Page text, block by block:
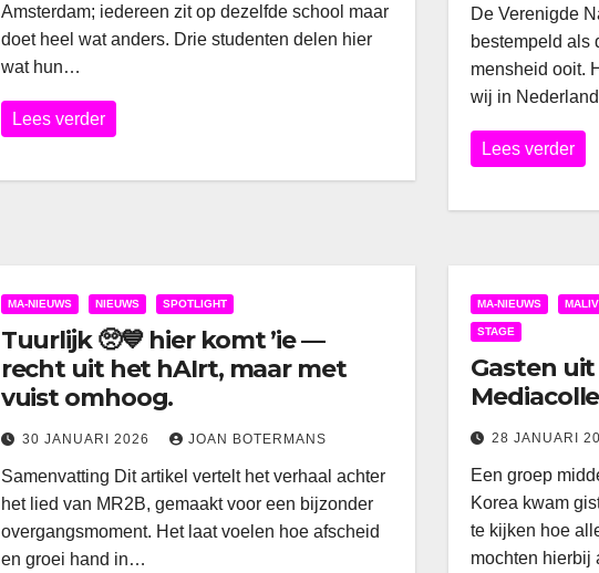
Amsterdam; iedereen zit op dezelfde school maar
doet heel wat anders. Drie studenten delen hier
wat hun…
Lees verder
De Verenigde
bestempeld als
mensheid ooit.
wij in
Lees verder
MA-NIEUWS NIEUWS SPOTLIGHT
Tuurlijk 🥺💙 hier komt ’ie —
recht uit het hAIrt, maar met
vuist omhoog.
30 JANUARI 2026 JOAN BOTERMANS
Samenvatting Dit artikel vertelt het verhaal achter
het lied van MR2B, gemaakt voor een bijzonder
overgangsmoment. Het laat voelen hoe afscheid
en groei hand in…
MA-NIEUWS
STAGE
Gasten
28 JANUARI
Een groep
Korea kwam
te kijken hoe
mochten